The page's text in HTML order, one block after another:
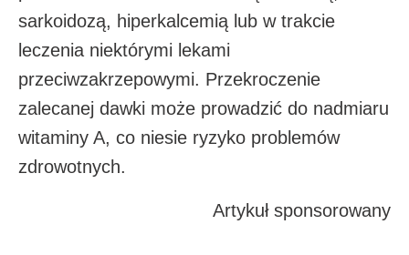
sarkoidozą, hiperkalcemią lub w trakcie
leczenia niektórymi lekami
przeciwzakrzepowymi. Przekroczenie
zalecanej dawki może prowadzić do nadmiaru
witaminy A, co niesie ryzyko problemów
zdrowotnych.
Artykuł sponsorowany